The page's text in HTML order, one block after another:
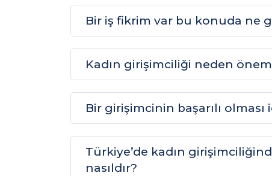
Bir iş fikrim var bu konuda ne
Kadın girişimciliği neden
Bir girişimcinin başarılı
Türkiye’de kadın
nasıldır?